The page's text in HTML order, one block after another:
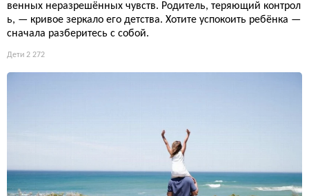
венных неразрешённых чувств. Родитель, теряющий контрол
ь, — кривое зеркало его детства. Хотите успокоить ребёнка —
сначала разберитесь с собой.
Дети 2 272